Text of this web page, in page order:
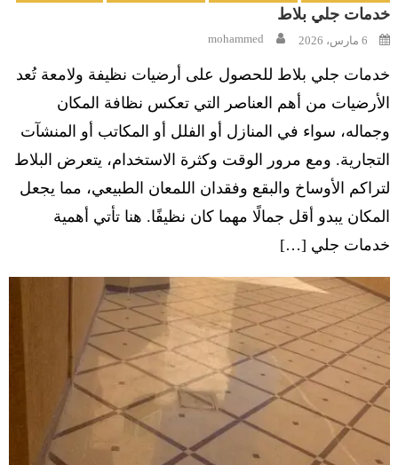
خدمات جلي بلاط
Posted
on
6 مارس، 2026 Author
mohammed
خدمات جلي بلاط للحصول على أرضيات نظيفة ولامعة تُعد
الأرضيات من أهم العناصر التي تعكس نظافة المكان
وجماله، سواء في المنازل أو الفلل أو المكاتب أو المنشآت
التجارية. ومع مرور الوقت وكثرة الاستخدام، يتعرض البلاط
لتراكم الأوساخ والبقع وفقدان اللمعان الطبيعي، مما يجعل
المكان يبدو أقل جمالًا مهما كان نظيفًا. هنا تأتي أهمية
خدمات جلي […]